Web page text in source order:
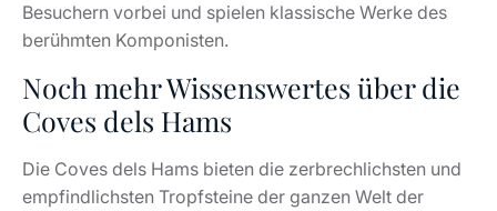
Besuchern vorbei und spielen klassische Werke des
berühmten Komponisten.
Noch mehr Wissenswertes über die
Coves dels Hams
Die Coves dels Hams bieten die zerbrechlichsten und
empfindlichsten Tropfsteine der ganzen Welt der